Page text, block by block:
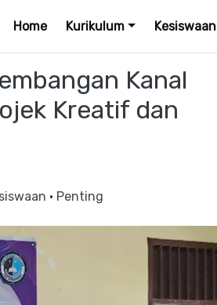
Home Kurikulum Kesiswaan
Kanal
Kreatif dan
· Penting